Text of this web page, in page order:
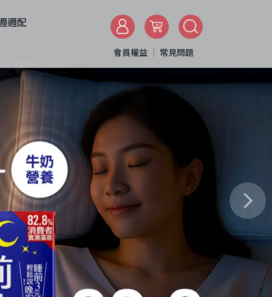
週配
會員權益 常見問題